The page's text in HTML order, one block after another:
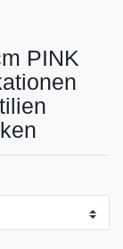
PINK